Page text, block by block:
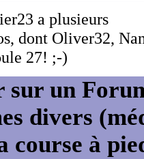
a plusieurs
dont Oliver32,
27! ;-)
sur un
divers
course à